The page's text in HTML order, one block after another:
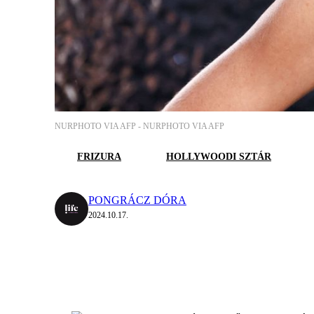
NURPHOTO VIA AFP - NURPHOTO VIA AFP
FRIZURA HOLLYWOODI SZTÁR
PONGRÁCZ DÓRA
2024.10.17.